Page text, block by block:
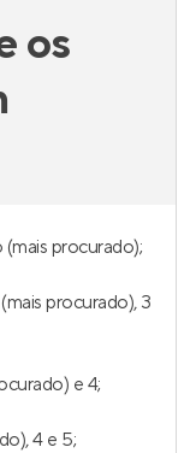
os
procurado);
procurado), 3
e 4;
4 e 5;